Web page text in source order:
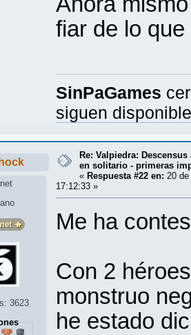
fiar de lo
SinPaGames
siguen
3623
Re: Valpiedra:
en solitario - primeras
« Respuesta #22 en: 20
17:12:33 »
Me ha
Con 2
monstruo
he estado